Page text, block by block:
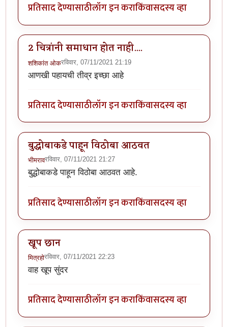
प्रतिसाद देण्यासाठीलॉग इन कराकिंवासदस्य व्हा
2 चित्रांनी समाधान होत नाही....
शशिकांत ओकरविवार, 07/11/2021 21:19
आणखी पहायची तीव्र इच्छा आहे
प्रतिसाद देण्यासाठीलॉग इन कराकिंवासदस्य व्हा
बुद्धोबाकडे पाहून विठोबा आठवत
भीमरावरविवार, 07/11/2021 21:27
बुद्धोबाकडे पाहून विठोबा आठवत आहे.
प्रतिसाद देण्यासाठीलॉग इन कराकिंवासदस्य व्हा
खूप छान
मित्रहोरविवार, 07/11/2021 22:23
वाह खूप सुंदर
प्रतिसाद देण्यासाठीलॉग इन कराकिंवासदस्य व्हा